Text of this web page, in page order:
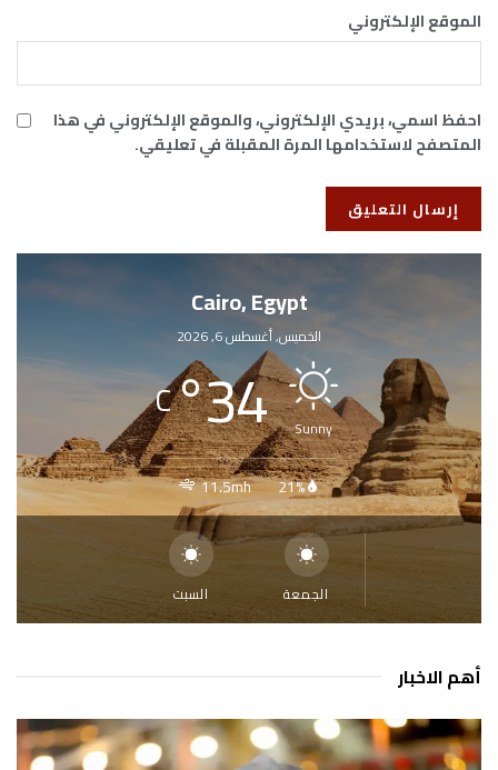
الموقع الإلكتروني
احفظ اسمي، بريدي الإلكتروني، والموقع الإلكتروني في هذا
المتصفح لاستخدامها المرة المقبلة في تعليقي.
Cairo, Egypt
الخميس, أغسطس 6, 2026
Sunny
34
°
C
21%
11.5mh
الجمعة السبت
أهم الاخبار